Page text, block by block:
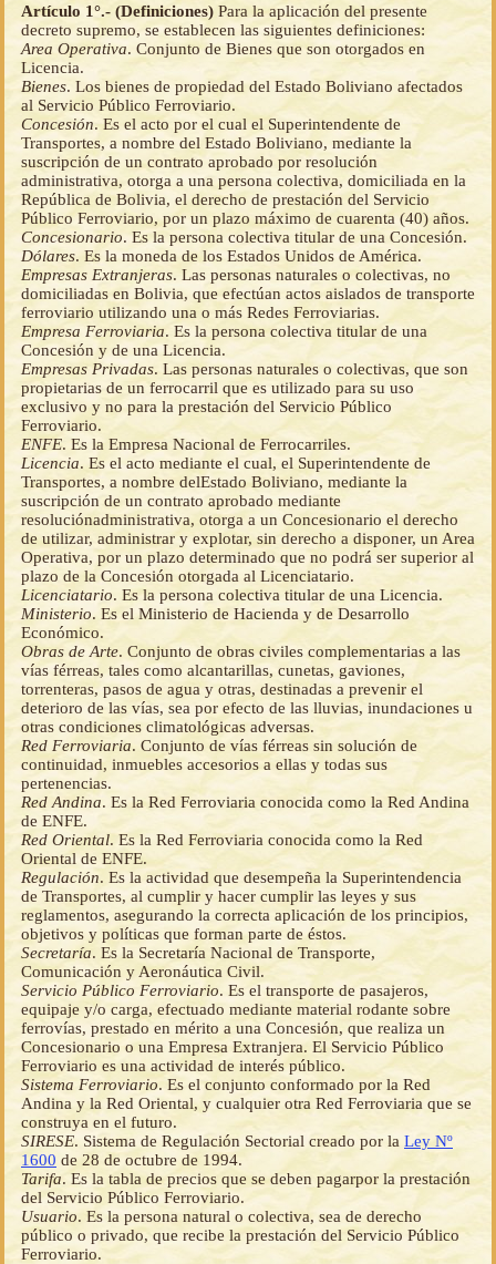
Artículo 1°.- (Definiciones) Para la aplicación del presente
decreto supremo, se establecen las siguientes definiciones:
Area Operativa. Conjunto de Bienes que son otorgados en
Licencia.
Bienes. Los bienes de propiedad del Estado Boliviano afectados
al Servicio Público Ferroviario.
Concesión. Es el acto por el cual el Superintendente de
Transportes, a nombre del Estado Boliviano, mediante la
suscripción de un contrato aprobado por resolución
administrativa, otorga a una persona colectiva, domiciliada en la
República de Bolivia, el derecho de prestación del Servicio
Público Ferroviario, por un plazo máximo de cuarenta (40) años.
Concesionario. Es la persona colectiva titular de una Concesión.
Dólares. Es la moneda de los Estados Unidos de América.
Empresas Extranjeras. Las personas naturales o colectivas, no
domiciliadas en Bolivia, que efectúan actos aislados de transporte
ferroviario utilizando una o más Redes Ferroviarias.
Empresa Ferroviaria. Es la persona colectiva titular de una
Concesión y de una Licencia.
Empresas Privadas. Las personas naturales o colectivas, que son
propietarias de un ferrocarril que es utilizado para su uso
exclusivo y no para la prestación del Servicio Público
Ferroviario.
ENFE. Es la Empresa Nacional de Ferrocarriles.
Licencia. Es el acto mediante el cual, el Superintendente de
Transportes, a nombre delEstado Boliviano, mediante la
suscripción de un contrato aprobado mediante
resoluciónadministrativa, otorga a un Concesionario el derecho
de utilizar, administrar y explotar, sin derecho a disponer, un Area
Operativa, por un plazo determinado que no podrá ser superior al
plazo de la Concesión otorgada al Licenciatario.
Licenciatario. Es la persona colectiva titular de una Licencia.
Ministerio. Es el Ministerio de Hacienda y de Desarrollo
Económico.
Obras de Arte. Conjunto de obras civiles complementarias a las
vías férreas, tales como alcantarillas, cunetas, gaviones,
torrenteras, pasos de agua y otras, destinadas a prevenir el
deterioro de las vías, sea por efecto de las lluvias, inundaciones u
otras condiciones climatológicas adversas.
Red Ferroviaria. Conjunto de vías férreas sin solución de
continuidad, inmuebles accesorios a ellas y todas sus
pertenencias.
Red Andina. Es la Red Ferroviaria conocida como la Red Andina
de ENFE.
Red Oriental. Es la Red Ferroviaria conocida como la Red
Oriental de ENFE.
Regulación. Es la actividad que desempeña la Superintendencia
de Transportes, al cumplir y hacer cumplir las leyes y sus
reglamentos, asegurando la correcta aplicación de los principios,
objetivos y políticas que forman parte de éstos.
Secretaría. Es la Secretaría Nacional de Transporte,
Comunicación y Aeronáutica Civil.
Servicio Público Ferroviario. Es el transporte de pasajeros,
equipaje y/o carga, efectuado mediante material rodante sobre
ferrovías, prestado en mérito a una Concesión, que realiza un
Concesionario o una Empresa Extranjera. El Servicio Público
Ferroviario es una actividad de interés público.
Sistema Ferroviario. Es el conjunto conformado por la Red
Andina y la Red Oriental, y cualquier otra Red Ferroviaria que se
construya en el futuro.
SIRESE. Sistema de Regulación Sectorial creado por la Ley Nº
1600 de 28 de octubre de 1994.
Tarifa. Es la tabla de precios que se deben pagarpor la prestación
del Servicio Público Ferroviario.
Usuario. Es la persona natural o colectiva, sea de derecho
público o privado, que recibe la prestación del Servicio Público
Ferroviario.